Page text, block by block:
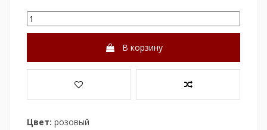
В корзину
Цвет: розовый